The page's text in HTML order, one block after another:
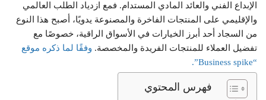
الإبداع الفني والعائد المادي المستدام. فمع ازدياد الطلب العالمي
والإقليمي على المنتجات الفاخرة والمصنوعة يدويًا، أصبح هذا النوع
من السجاد أحد أبرز الخيارات في الأسواق الراقية، خصوصًا مع
تفضيل العملاء للمنتجات الفريدة والمخصصة. وفقًا لما ذكره موقع
“Business spike”.
فهرس المحتوي